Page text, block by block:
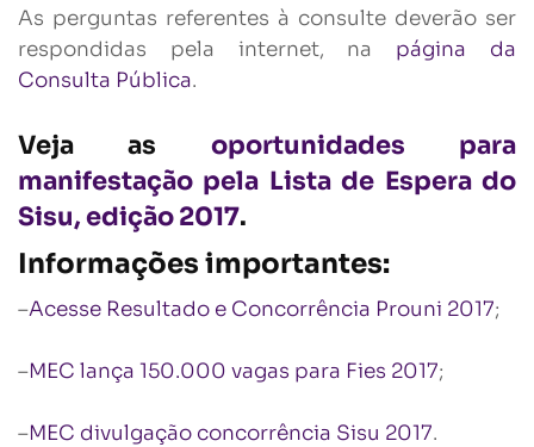
As perguntas referentes à consulte deverão ser
respondidas pela internet, na página da
Consulta Pública.
Veja as oportunidades para
manifestação pela Lista de Espera do
Sisu, edição 2017.
Informações importantes:
–Acesse Resultado e Concorrência Prouni 2017;
–MEC lança 150.000 vagas para Fies 2017;
–MEC divulgação concorrência Sisu 2017.